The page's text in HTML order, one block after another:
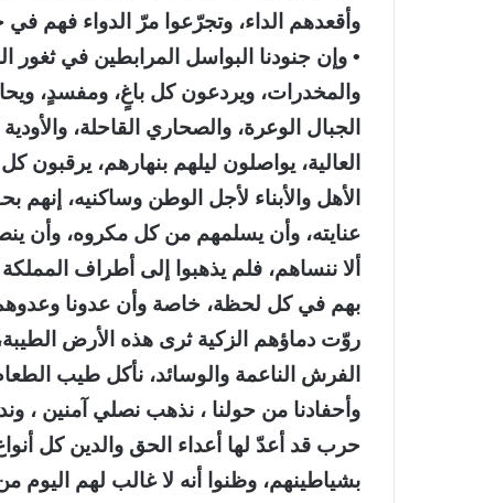
وأقعدهم الداء، وتجرّعوا مرّ الدواء فهم في
• وإن جنودنا البواسل المرابطين في ثغور
والمخدرات، ويردعون كل باغٍ، ومفسدٍ،
الجبال الوعرة، والصحاري القاحلة،
العالية، يواصلون ليلهم بنهارهم،
الأهل والأبناء لأجل الوطن وساكنيه،
عنايته، وأن يسلمهم من كل مكروه، وأن
ألا ننساهم، فلم يذهبوا إلى أطراف
بهم في كل لحظة، خاصة وأن عدونا وعدوهم
روّت دماؤهم الزكية ثرى هذه الأرض
الفرش الناعمة والوسائد، نأكل طيب
وأحفادنا من حولنا ، نذهب نصلي آمنين ،
حرب قد أعدّ لها أعداء الحق والدين كل
بشياطينهم، وظنوا أنه لا غالب لهم اليوم